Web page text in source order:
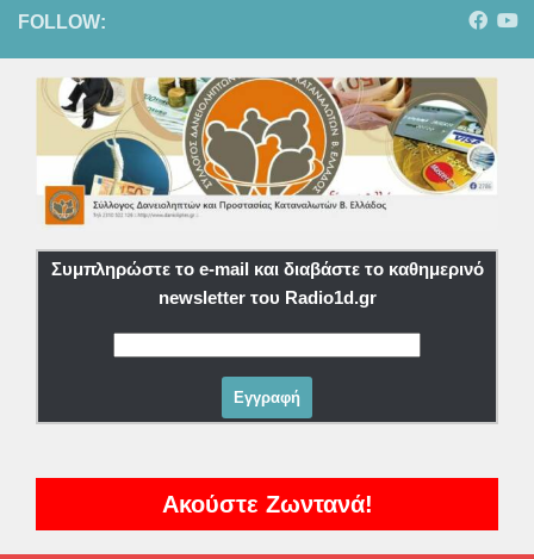
FOLLOW:
Συμπληρώστε το e-mail και διαβάστε το καθημερινό
newsletter του Radio1d.gr
Ακούστε Ζωντανά!